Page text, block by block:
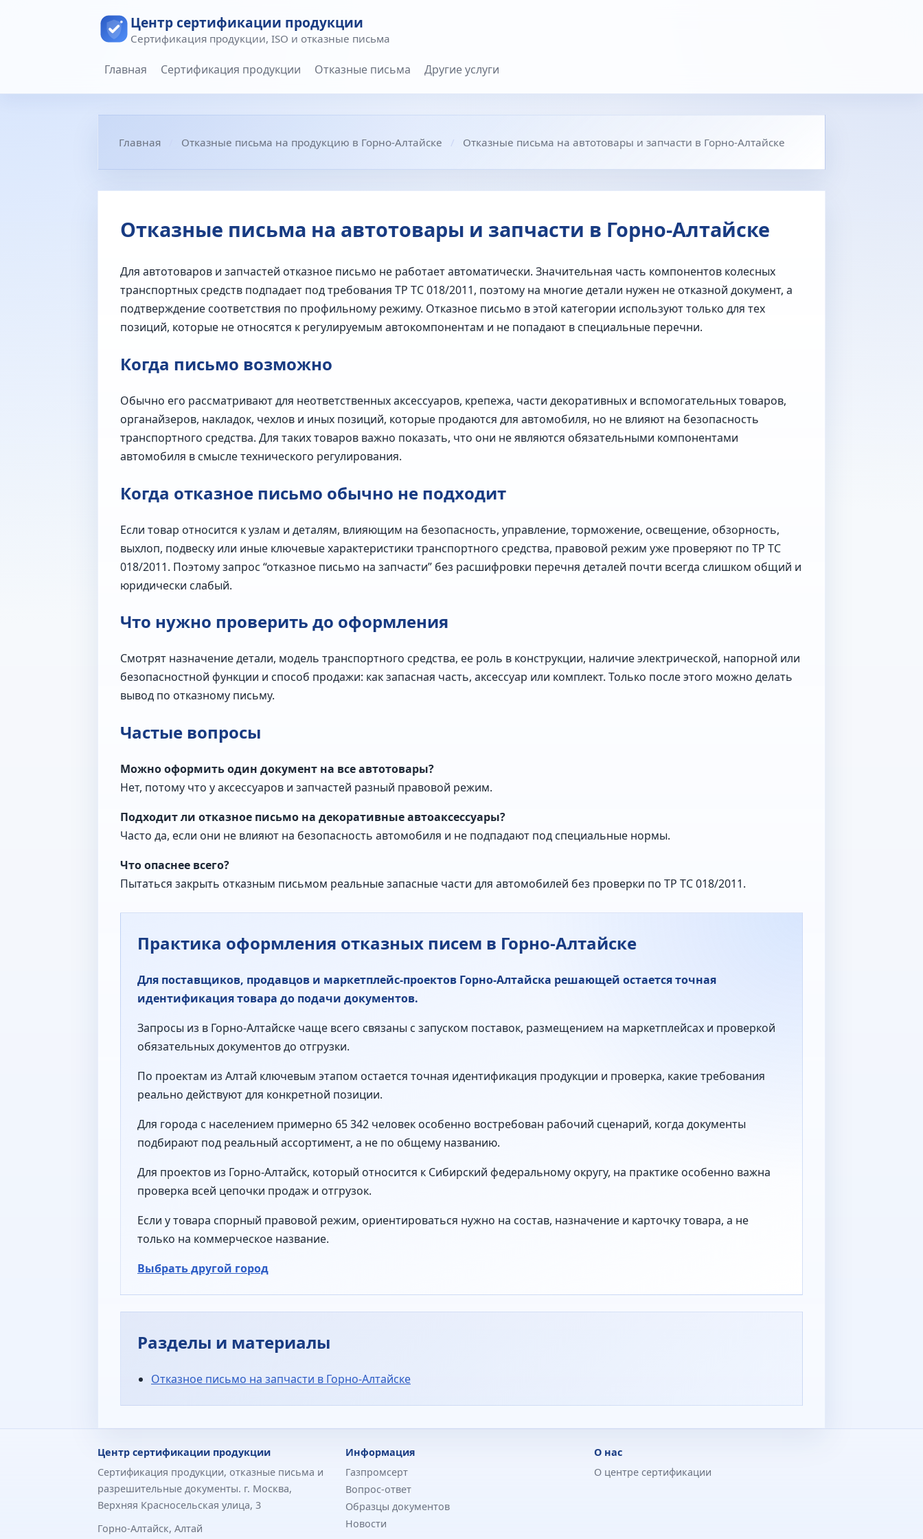
Центр сертификации продукции
Сертификация продукции, ISO и отказные письма
Главная Сертификация продукции Отказные письма Другие услуги
Главная Отказные письма на продукцию в Горно-Алтайске Отказные письма на автотовары и запчасти в Горно-Алтайске
Отказные письма на автотовары и запчасти в Горно-Алтайске
Для автотоваров и запчастей отказное письмо не работает автоматически. Значительная часть компонентов колесных
транспортных средств подпадает под требования ТР ТС 018/2011, поэтому на многие детали нужен не отказной документ, а
подтверждение соответствия по профильному режиму. Отказное письмо в этой категории используют только для тех
позиций, которые не относятся к регулируемым автокомпонентам и не попадают в специальные перечни.
Когда письмо возможно
Обычно его рассматривают для неответственных аксессуаров, крепежа, части декоративных и вспомогательных товаров,
органайзеров, накладок, чехлов и иных позиций, которые продаются для автомобиля, но не влияют на безопасность
транспортного средства. Для таких товаров важно показать, что они не являются обязательными компонентами
автомобиля в смысле технического регулирования.
Когда отказное письмо обычно не подходит
Если товар относится к узлам и деталям, влияющим на безопасность, управление, торможение, освещение, обзорность,
выхлоп, подвеску или иные ключевые характеристики транспортного средства, правовой режим уже проверяют по ТР ТС
018/2011. Поэтому запрос “отказное письмо на запчасти” без расшифровки перечня деталей почти всегда слишком общий и
юридически слабый.
Что нужно проверить до оформления
Смотрят назначение детали, модель транспортного средства, ее роль в конструкции, наличие электрической, напорной или
безопасностной функции и способ продажи: как запасная часть, аксессуар или комплект. Только после этого можно делать
вывод по отказному письму.
Частые вопросы
Можно оформить один документ на все автотовары?
Нет, потому что у аксессуаров и запчастей разный правовой режим.
Подходит ли отказное письмо на декоративные автоаксессуары?
Часто да, если они не влияют на безопасность автомобиля и не подпадают под специальные нормы.
Что опаснее всего?
Пытаться закрыть отказным письмом реальные запасные части для автомобилей без проверки по ТР ТС 018/2011.
Практика оформления отказных писем в Горно-Алтайске
Для поставщиков, продавцов и маркетплейс-проектов Горно-Алтайска решающей остается точная
идентификация товара до подачи документов.
Запросы из в Горно-Алтайске чаще всего связаны с запуском поставок, размещением на маркетплейсах и проверкой
обязательных документов до отгрузки.
По проектам из Алтай ключевым этапом остается точная идентификация продукции и проверка, какие требования
реально действуют для конкретной позиции.
Для города с населением примерно 65 342 человек особенно востребован рабочий сценарий, когда документы
подбирают под реальный ассортимент, а не по общему названию.
Для проектов из Горно-Алтайск, который относится к Сибирский федеральному округу, на практике особенно важна
проверка всей цепочки продаж и отгрузок.
Если у товара спорный правовой режим, ориентироваться нужно на состав, назначение и карточку товара, а не
только на коммерческое название.
Выбрать другой город
Разделы и материалы
Отказное письмо на запчасти в Горно-Алтайске
Центр сертификации продукции
Сертификация продукции, отказные письма и
разрешительные документы. г. Москва,
Верхняя Красносельская улица, 3
Горно-Алтайск, Алтай
Информация
Газпромсерт
Вопрос-ответ
Образцы документов
Новости
О нас
О центре сертификации